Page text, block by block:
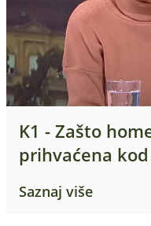
K1 - Zašto
prihvaćena kod
Saznaj više